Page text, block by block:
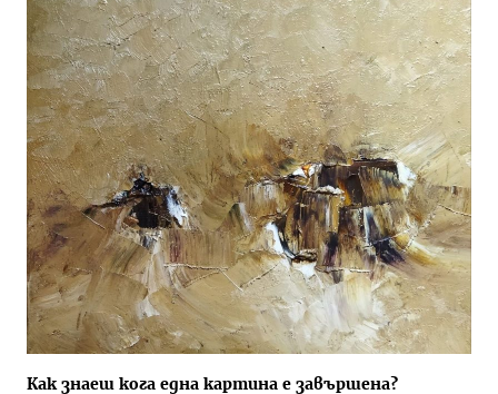
Как знаеш кога една картина е завършена?